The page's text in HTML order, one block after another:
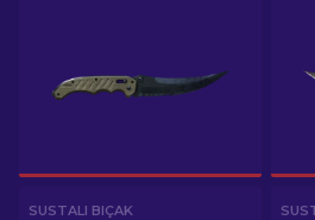
SUSTALI BIÇAK